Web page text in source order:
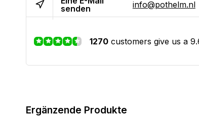
senden
info@pothelm.nl
1270 customers give us a
Ergänzende Produkte